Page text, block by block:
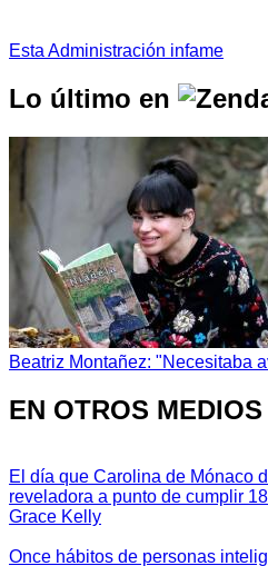
Esta Administración infame
Lo último en
Beatriz Montañez: "Necesitaba
EN OTROS MEDIOS
El día que Carolina de Mónaco
reveladora a punto de cumplir
Grace Kelly
Once hábitos de personas